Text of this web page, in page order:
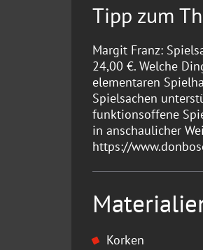
Tipp zum
Margit Franz:
24,00 €. Welche
elementaren
Spielsachen
funktionsoffene
in anschaulicher
https://
Korken